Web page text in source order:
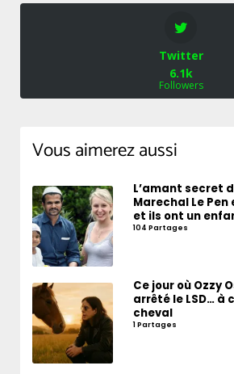
Twitter
6.1k
Followers
Vous aimerez aussi
L’amant secret
Marechal Le
et ils ont un
104 Partages
Ce jour où Ozzy
arrêté le LSD… à
cheval
1 Partages